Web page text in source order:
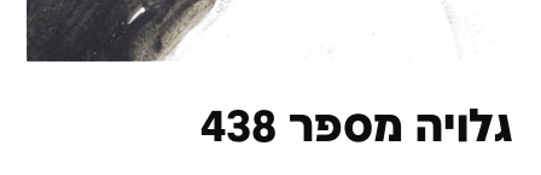
גלויה מספר 438